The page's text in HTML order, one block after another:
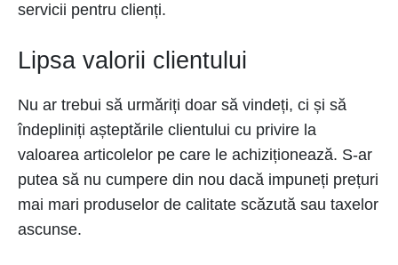
servicii pentru clienți.
Lipsa valorii clientului
Nu ar trebui să urmăriți doar să vindeți, ci și să
îndepliniți așteptările clientului cu privire la
valoarea articolelor pe care le achiziționează. S-ar
putea să nu cumpere din nou dacă impuneți prețuri
mai mari produselor de calitate scăzută sau taxelor
ascunse.